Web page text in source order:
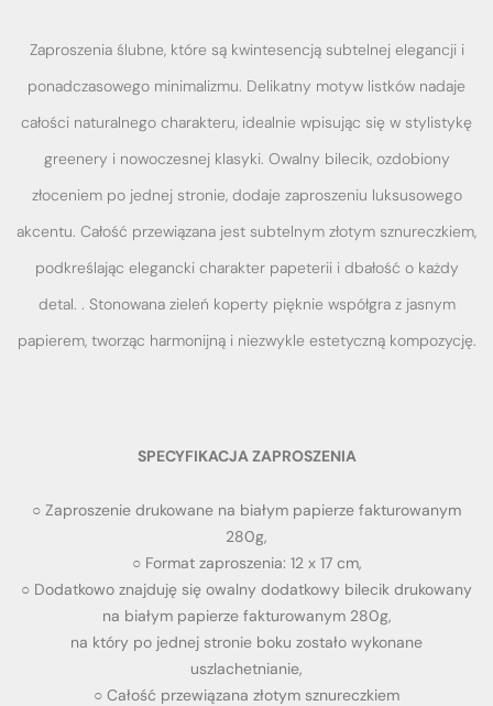
Zaproszenia ślubne, które są kwintesencją subtelnej elegancji i
ponadczasowego minimalizmu. Delikatny motyw listków nadaje
całości naturalnego charakteru, idealnie wpisując się w stylistykę
greenery i nowoczesnej klasyki. Owalny bilecik, ozdobiony
złoceniem po jednej stronie, dodaje zaproszeniu luksusowego
akcentu. Całość przewiązana jest subtelnym złotym sznureczkiem,
podkreślając elegancki charakter papeterii i dbałość o każdy
detal. . Stonowana zieleń koperty pięknie współgra z jasnym
papierem, tworząc harmonijną i niezwykle estetyczną kompozycję.
SPECYFIKACJA ZAPROSZENIA
○ Zaproszenie drukowane na białym papierze fakturowanym
280g,
○ Format zaproszenia: 12 x 17 cm,
○ Dodatkowo znajduję się owalny dodatkowy bilecik drukowany
na białym papierze fakturowanym 280g,
na który po jednej stronie boku zostało wykonane
uszlachetnianie,
○ Całość przewiązana złotym sznureczkiem